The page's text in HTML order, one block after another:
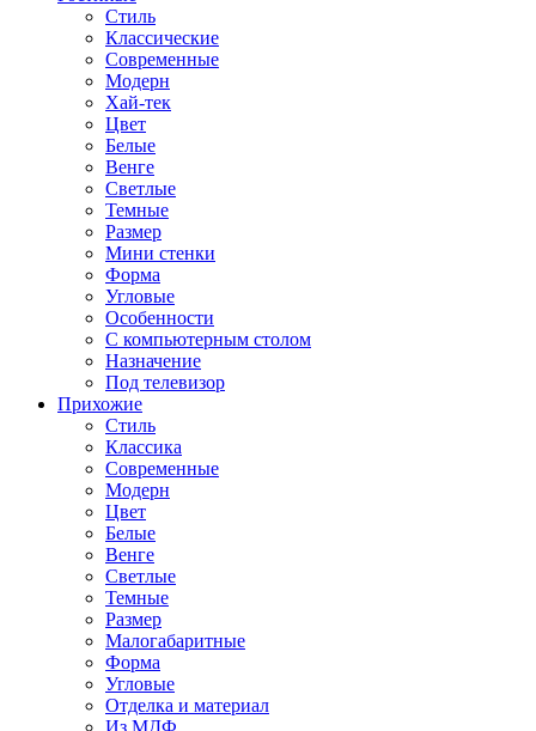
Стиль
Классические
Современные
Модерн
Хай-тек
Цвет
Белые
Венге
Светлые
Темные
Размер
Мини стенки
Форма
Угловые
Особенности
С компьютерным столом
Назначение
Под телевизор
Прихожие
Стиль
Классика
Современные
Модерн
Цвет
Белые
Венге
Светлые
Темные
Размер
Малогабаритные
Форма
Угловые
Отделка и материал
Из МДФ